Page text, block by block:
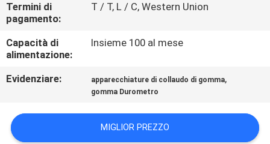
NOTIZIE
RICHIEDA
UNA
VR
Termini di
pagamento:
T / T, L / C, Western Union
Capacità di
alimentazione:
Insieme 100 al mese
Evidenziare: apparecchiature di collaudo di gomma,
gomma Durometro
MIGLIOR PREZZO